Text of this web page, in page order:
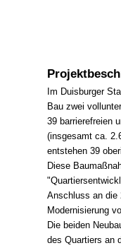
Im Duisburger
Bau zwei
39 barrierefreien
(insgesamt ca.
entstehen 39
Diese
Anschluss an die
Modernisierung
Die beiden
des Quartiers an